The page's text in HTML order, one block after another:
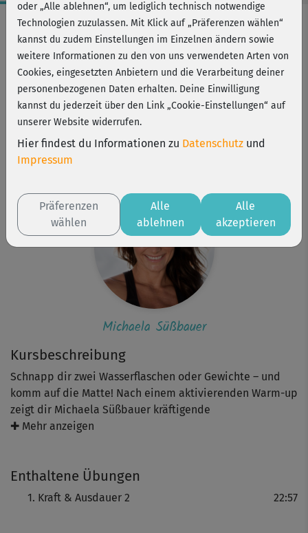
Kursbeschreibung
Schnapp dir zwei Wasserflaschen oder Gewichte – und
komm auf die Matte! Nach einem aktivierenden Warm-up
zeigt dir Michaela Süßbauer kräftigende
Ganzkörperübungen mit Gewichten. Das knapp
Gewichte auch weglassen, um die Intensität zu variieren.
Dabei sorgen unterschiedliche Schwierigkeitslevel dafür,
✚ Mehr anzeigen
Enthaltene Übungen
Kraft & Ausdauer 2 22:57
Workout-Facts
mittelschwer
23 Min
114 kcal
Michaela Süßbauer
Fatburner Fun
Michaela Süßbauer
oder „Alle ablehnen“, um lediglich technisch notwendige
Technologien zuzulassen. Mit Klick auf „Präferenzen wählen“
kannst du zudem Einstellungen im Einzelnen ändern sowie
weitere Informationen zu den von uns verwendeten Arten von
Cookies, eingesetzten Anbietern und die Verarbeitung deiner
personenbezogenen Daten erhalten. Deine Einwilligung
kannst du jederzeit über den Link „Cookie-Einstellungen“ auf
unserer Website widerrufen.
Hier findest du Informationen zu Datenschutz und
Impressum
Präferenzen
wählen
Alle
ablehnen
Alle
akzeptieren